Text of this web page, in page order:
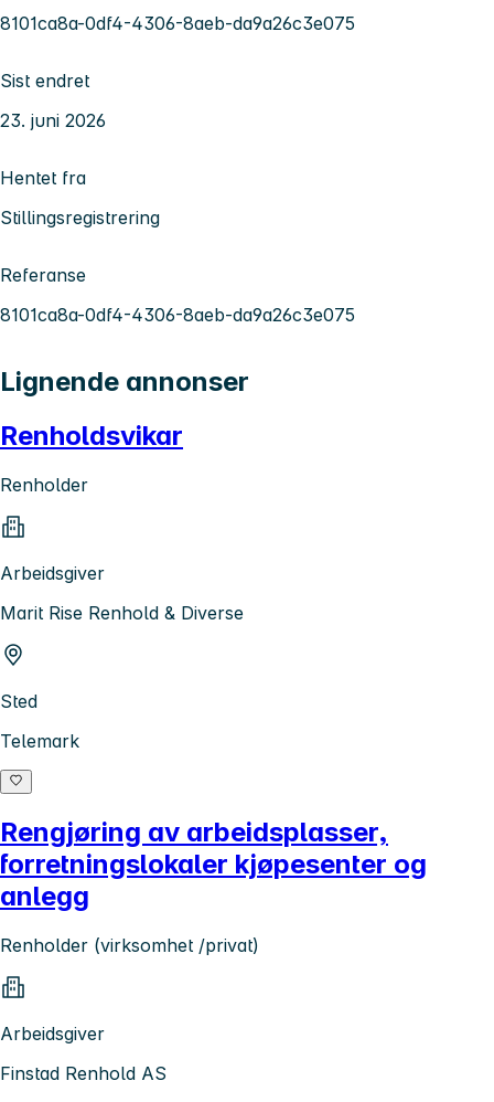
8101ca8a-0df4-4306-8aeb-da9a26c3e075
Sist endret
23. juni 2026
Hentet fra
Stillingsregistrering
Referanse
8101ca8a-0df4-4306-8aeb-da9a26c3e075
Lignende annonser
Renholdsvikar
Renholder
Arbeidsgiver
Marit Rise Renhold & Diverse
Sted
Telemark
Rengjøring av arbeidsplasser,
forretningslokaler kjøpesenter og
anlegg
Renholder (virksomhet /privat)
Arbeidsgiver
Finstad Renhold AS